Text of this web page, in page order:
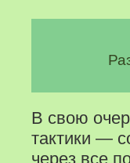
В свою
тактики —
через все